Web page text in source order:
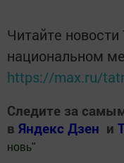
Читайте новости
национальном
https://max.ru/
Следите за
в Яндекс Дзен и
новь"